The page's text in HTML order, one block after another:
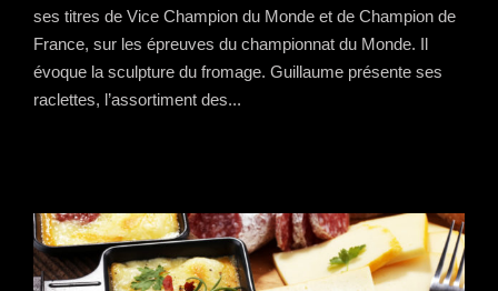
ses titres de Vice Champion du Monde et de Champion de
France, sur les épreuves du championnat du Monde. Il
évoque la sculpture du fromage. Guillaume présente ses
raclettes, l’assortiment des...